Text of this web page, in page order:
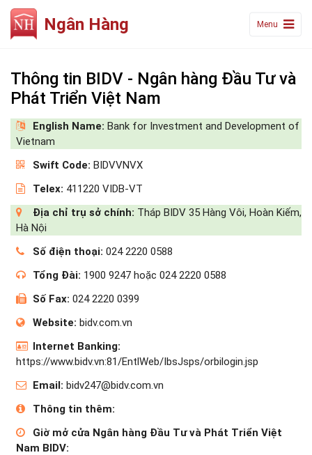
Ngân Hàng Menu
Thông tin BIDV - Ngân hàng Đầu Tư và
Phát Triển Việt Nam
English Name: Bank for Investment and Development of
Vietnam
Swift Code: BIDVVNVX
Telex: 411220 VIDB-VT
Địa chỉ trụ sở chính: Tháp BIDV 35 Hàng Vôi, Hoàn Kiếm,
Hà Nội
Số điện thoại: 024 2220 0588
Tổng Đài: 1900 9247 hoặc 024 2220 0588
Số Fax: 024 2220 0399
Website: bidv.com.vn
Internet Banking:
https://www.bidv.vn:81/EntlWeb/IbsJsps/orbilogin.jsp
Email: bidv247@bidv.com.vn
Thông tin thêm:
Giờ mở cửa Ngân hàng Đầu Tư và Phát Triển Việt
Nam BIDV: